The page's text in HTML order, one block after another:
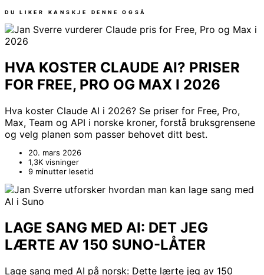
DU LIKER KANSKJE DENNE OGSÅ
HVA KOSTER CLAUDE AI? PRISER
FOR FREE, PRO OG MAX I 2026
Hva koster Claude AI i 2026? Se priser for Free, Pro,
Max, Team og API i norske kroner, forstå bruksgrensene
og velg planen som passer behovet ditt best.
20. mars 2026
1,3K visninger
9 minutter lesetid
LAGE SANG MED AI: DET JEG
LÆRTE AV 150 SUNO-LÅTER
Lage sang med AI på norsk: Dette lærte jeg av 150